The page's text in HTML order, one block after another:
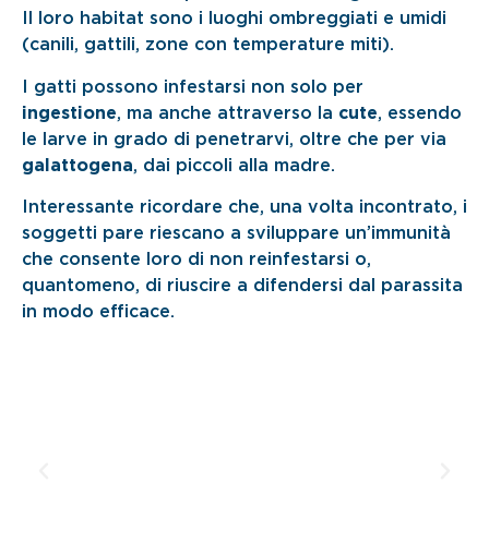
Il loro habitat sono i luoghi ombreggiati e umidi
(canili, gattili, zone con temperature miti).
I gatti possono infestarsi non solo per
ingestione, ma anche attraverso la cute, essendo
le larve in grado di penetrarvi, oltre che per via
galattogena, dai piccoli alla madre.
Interessante ricordare che, una volta incontrato, i
soggetti pare riescano a sviluppare un’immunità
che consente loro di non reinfestarsi o,
quantomeno, di riuscire a difendersi dal parassita
in modo efficace.